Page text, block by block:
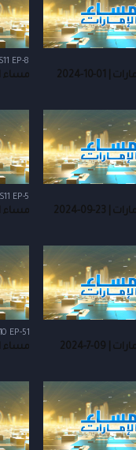
10-2024
S11 EP-8
مساء
09-2024
S11 EP-5
مساء
7-2024
EP-51
مساء